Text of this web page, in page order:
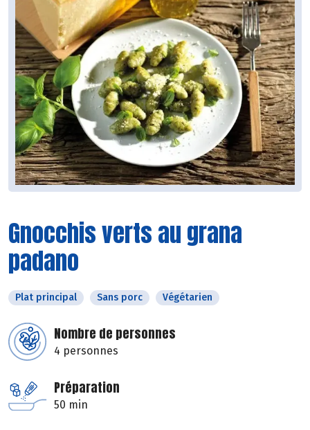
Gnocchis verts au grana
padano
Plat principal Sans porc Végétarien
Nombre de personnes
4 personnes
Préparation
50 min